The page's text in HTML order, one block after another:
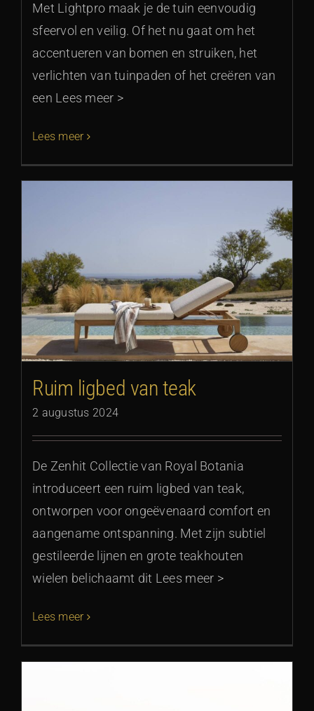
Met Lightpro maak je de tuin eenvoudig
sfeervol en veilig. Of het nu gaat om het
accentueren van bomen en struiken, het
verlichten van tuinpaden of het creëren van
een Lees meer >
Lees meer
Ruim ligbed van teak
2 augustus 2024
De Zenhit Collectie van Royal Botania
introduceert een ruim ligbed van teak,
ontworpen voor ongeëvenaard comfort en
aangename ontspanning. Met zijn subtiel
gestileerde lijnen en grote teakhouten
wielen belichaamt dit Lees meer >
Lees meer